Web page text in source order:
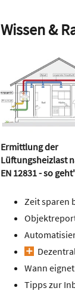
Wissen &
Ermittlung der
Lüftungsheizlast
EN 12831 - so
Zeit sparen
Wann
Tipps zur